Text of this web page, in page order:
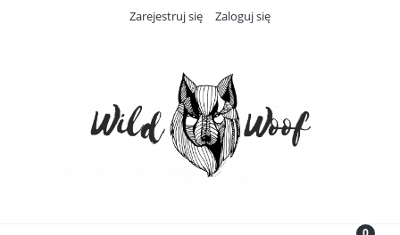
Zarejestruj się Zaloguj się